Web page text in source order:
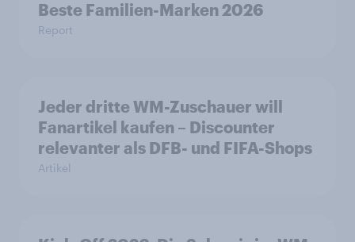
Beste Familien-Marken 2026
Report
Jeder dritte WM-Zuschauer will
Fanartikel kaufen – Discounter
relevanter als DFB- und FIFA-Shops
Artikel